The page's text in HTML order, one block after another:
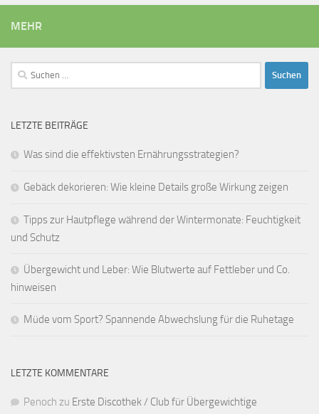
MEHR
Suchen
nach:
LETZTE BEITRÄGE
Was sind die effektivsten Ernährungsstrategien?
Gebäck dekorieren: Wie kleine Details große Wirkung zeigen
Tipps zur Hautpflege während der Wintermonate: Feuchtigkeit
und Schutz
Übergewicht und Leber: Wie Blutwerte auf Fettleber und Co.
hinweisen
Müde vom Sport? Spannende Abwechslung für die Ruhetage
LETZTE KOMMENTARE
Penoch zu Erste Discothek / Club für Übergewichtige